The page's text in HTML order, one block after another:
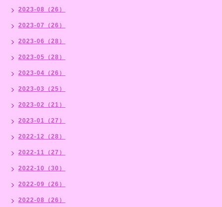
2023-08（26）
2023-07（26）
2023-06（28）
2023-05（28）
2023-04（26）
2023-03（25）
2023-02（21）
2023-01（27）
2022-12（28）
2022-11（27）
2022-10（30）
2022-09（26）
2022-08（26）